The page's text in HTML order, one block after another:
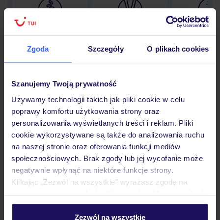
Zgoda Szczegóły O plikach cookies
Szanujemy Twoją prywatność
Używamy technologii takich jak pliki cookie w celu
poprawy komfortu użytkowania strony oraz
personalizowania wyświetlanych treści i reklam. Pliki
cookie wykorzystywane są także do analizowania ruchu
na naszej stronie oraz oferowania funkcji mediów
społecznościowych. Brak zgody lub jej wycofanie może
negatywnie wpłynąć na niektóre funkcje strony.
Klikając „Zezwól na wszystkie” wyrażasz zgodę na
personalizować swój wybór wchodząc w zakładkę
Zezwól na wszystkie
Lider niskich cen
podróży w Polsce
30 lat w
Hotel
Pokoje
Wyżywienie
Atrakcje